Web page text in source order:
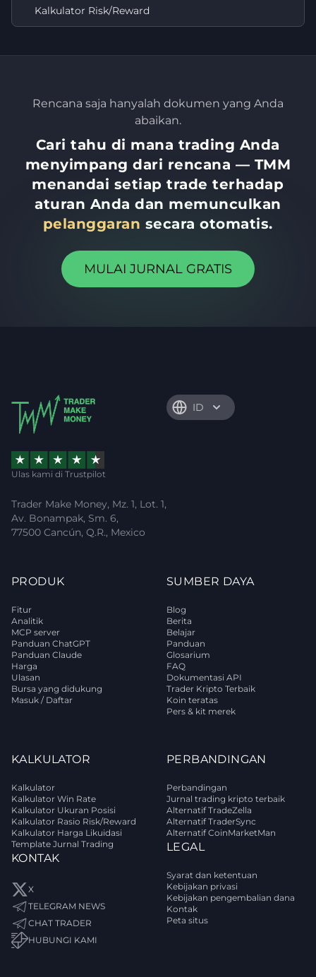
Kalkulator Risk/Reward
Rencana saja hanyalah dokumen yang Anda
abaikan.
Cari tahu di mana trading Anda
menyimpang dari rencana — TMM
menandai setiap trade terhadap
aturan Anda dan memunculkan
pelanggaran secara otomatis.
MULAI JURNAL GRATIS
ID
Ulas kami di Trustpilot
Trader Make Money, Mz. 1, Lot. 1,
Av. Bonampak, Sm. 6,
77500 Cancún, Q.R., Mexico
PRODUK
Fitur
Analitik
MCP server
Panduan ChatGPT
Panduan Claude
Harga
Ulasan
Bursa yang didukung
Masuk / Daftar
SUMBER DAYA
Blog
Berita
Belajar
Panduan
Glosarium
FAQ
Dokumentasi API
Trader Kripto Terbaik
Koin teratas
Pers & kit merek
KALKULATOR
Kalkulator
Kalkulator Win Rate
Kalkulator Ukuran Posisi
Kalkulator Rasio Risk/Reward
Kalkulator Harga Likuidasi
Template Jurnal Trading
KONTAK
X
TELEGRAM NEWS
CHAT TRADER
HUBUNGI KAMI
PERBANDINGAN
Perbandingan
Jurnal trading kripto terbaik
Alternatif TradeZella
Alternatif TraderSync
Alternatif CoinMarketMan
LEGAL
Syarat dan ketentuan
Kebijakan privasi
Kebijakan pengembalian dana
Kontak
Peta situs